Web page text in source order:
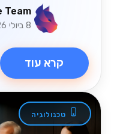
Team
8 ביולי 2026
קרא עוד
טכנולוגיה